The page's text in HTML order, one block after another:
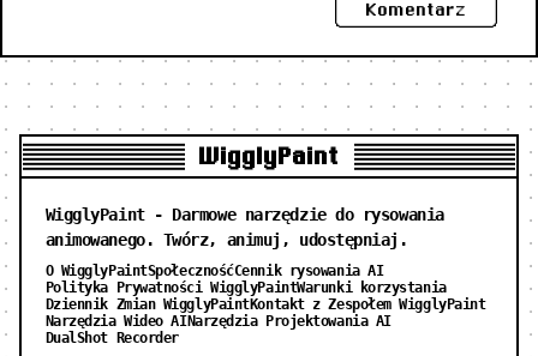
Komentarz
WigglyPaint
WigglyPaint - Darmowe narzędzie do rysowania
animowanego. Twórz, animuj, udostępniaj.
O WigglyPaintSpołecznośćCennik rysowania AI
Polityka Prywatności WigglyPaintWarunki korzystania
Dziennik Zmian WigglyPaintKontakt z Zespołem WigglyPaint
Narzędzia Wideo AINarzędzia Projektowania AI
DualShot Recorder